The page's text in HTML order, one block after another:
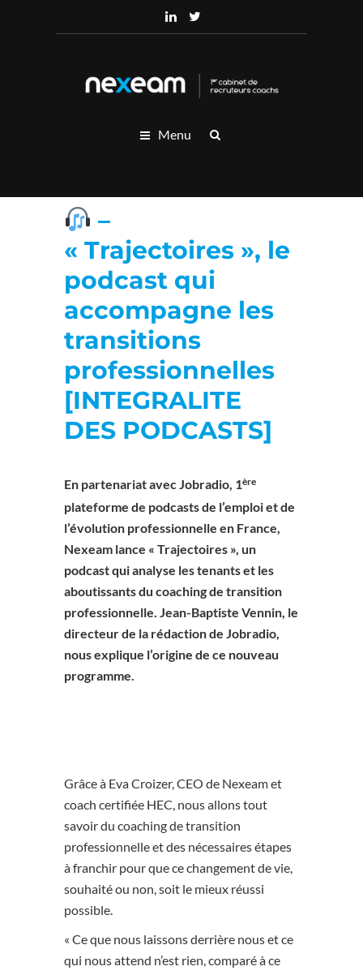
Menu
–
« Trajectoires », le
podcast qui
accompagne les
transitions
professionnelles
[INTEGRALITE
DES PODCASTS]
En partenariat avec Jobradio, 1ère
plateforme de podcasts de l’emploi et de
l’évolution professionnelle en France,
Nexeam lance « Trajectoires », un
podcast qui analyse les tenants et les
aboutissants du coaching de transition
professionnelle. Jean-Baptiste Vennin, le
directeur de la rédaction de Jobradio,
nous explique l’origine de ce nouveau
programme.
Grâce à Eva Croizer, CEO de Nexeam et
coach certifiée HEC, nous allons tout
savoir du coaching de transition
professionnelle et des nécessaires étapes
à franchir pour que ce changement de vie,
souhaité ou non, soit le mieux réussi
possible.
« Ce que nous laissons derrière nous et ce
qui nous attend n’est rien, comparé à ce